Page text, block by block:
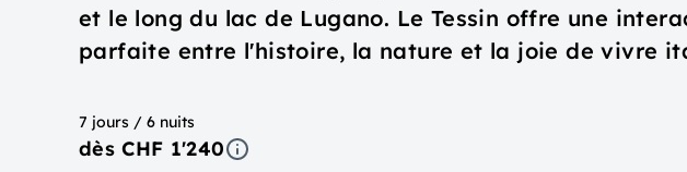
et le long du lac de Lugano. Le Tessin offre une
parfaite entre l'histoire, la nature et la joie de vivre
7 jours / 6 nuits
dès CHF 1'240